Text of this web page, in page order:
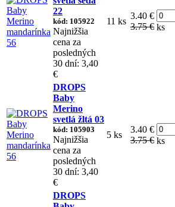
22
kód: 105922
Najnižšia
cena za
posledných
30 dní: 3,40
€
11 ks
3.40 €
3.75 € ks
DROPS
Baby
Merino
svetlá žltá 03
kód: 105903
Najnižšia
cena za
posledných
30 dní: 3,40
€
5 ks
3.40 €
3.75 € ks
DROPS